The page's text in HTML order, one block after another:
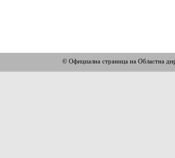
© Официална страница на